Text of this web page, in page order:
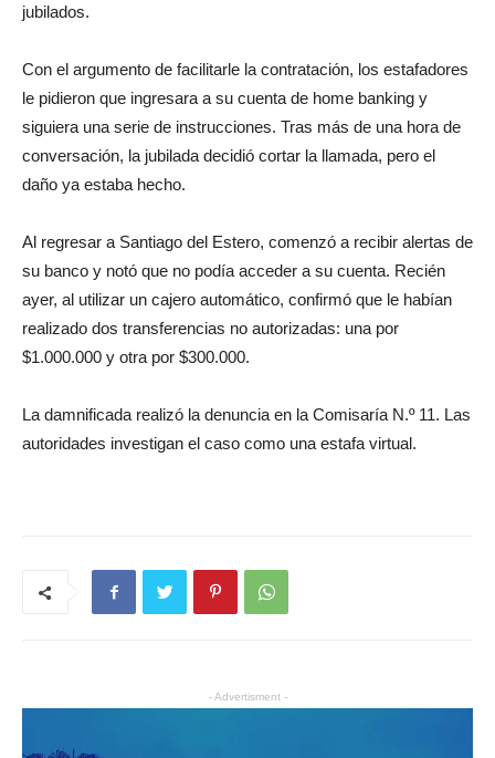
jubilados.
Con el argumento de facilitarle la contratación, los estafadores
le pidieron que ingresara a su cuenta de home banking y
siguiera una serie de instrucciones. Tras más de una hora de
conversación, la jubilada decidió cortar la llamada, pero el
daño ya estaba hecho.
Al regresar a Santiago del Estero, comenzó a recibir alertas de
su banco y notó que no podía acceder a su cuenta. Recién
ayer, al utilizar un cajero automático, confirmó que le habían
realizado dos transferencias no autorizadas: una por
$1.000.000 y otra por $300.000.
La damnificada realizó la denuncia en la Comisaría N.º 11. Las
autoridades investigan el caso como una estafa virtual.
- Advertisment -